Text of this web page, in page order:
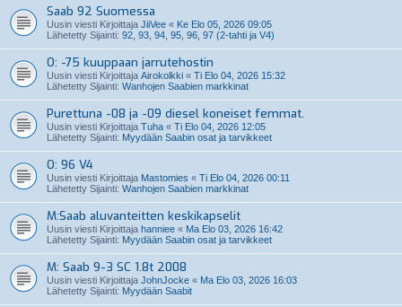
Saab 92 Suomessa
Uusin viesti Kirjoittaja JiiVee « Ke Elo 05, 2026 09:05
Lähetetty Sijainti: 92, 93, 94, 95, 96, 97 (2-tahti ja V4)
O: -75 kuuppaan jarrutehostin
Uusin viesti Kirjoittaja Airokolkki « Ti Elo 04, 2026 15:32
Lähetetty Sijainti: Wanhojen Saabien markkinat
Purettuna -08 ja -09 diesel koneiset femmat.
Uusin viesti Kirjoittaja Tuha « Ti Elo 04, 2026 12:05
Lähetetty Sijainti: Myydään Saabin osat ja tarvikkeet
O: 96 V4
Uusin viesti Kirjoittaja Mastomies « Ti Elo 04, 2026 00:11
Lähetetty Sijainti: Wanhojen Saabien markkinat
M:Saab aluvanteitten keskikapselit
Uusin viesti Kirjoittaja hanniee « Ma Elo 03, 2026 16:42
Lähetetty Sijainti: Myydään Saabin osat ja tarvikkeet
M: Saab 9-3 SC 1.8t 2008
Uusin viesti Kirjoittaja JohnJocke « Ma Elo 03, 2026 16:03
Lähetetty Sijainti: Myydään Saabit